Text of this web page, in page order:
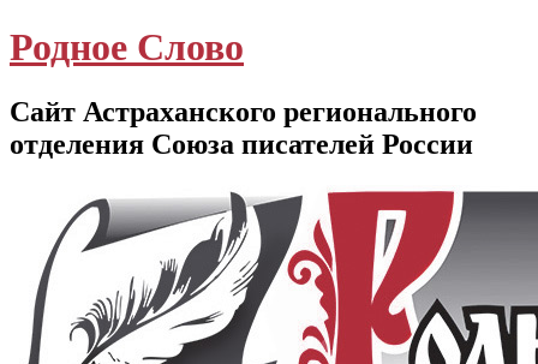
Родное Слово
Сайт Астраханского регионального
отделения Союза писателей России